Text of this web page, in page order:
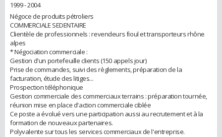
1999 - 2004
Négoce de produits pétroliers
COMMERCIALE SEDENTAIRE
Clientèle de professionnels : revendeurs fioul et transporteurs rhône
alpes
* Négociation commerciale :
Gestion d'un portefeuille clients (150 appels jour)
Prise de commandes, suivi des règlements, préparation de la
facturation, étude des litiges...
Prospection téléphonique
Gestion commerciale des commerciaux terrains : préparation tournée,
réunion mise en place d'action commerciale ciblée
Ce poste a évolué vers une participation aussi au recrutement et à la
formation de nouveaux partenaires.
Polyvalente sur tous les services commerciaux de l'entreprise.